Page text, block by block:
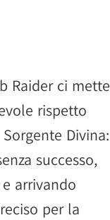
Raider ci mette
rispetto
Divina:
successo,
arrivando
per la